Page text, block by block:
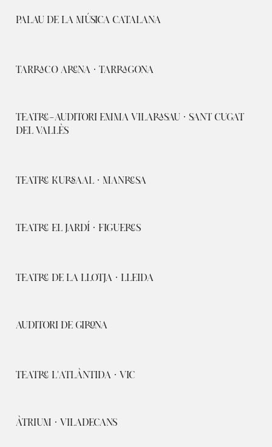
PALAU DE LA MÚSICA CATALANA
TARRACO ARENA · TARRAGONA
TEATRE-AUDITORI EMMA VILARASAU · SANT CUGAT
DEL VALLÈS
TEATRE KURSAAL · MANRESA
TEATRE EL JARDÍ · FIGUERES
TEATRE DE LA LLOTJA · LLEIDA
AUDITORI DE GIRONA
TEATRE L'ATLÀNTIDA · VIC
ÀTRIUM · VILADECANS